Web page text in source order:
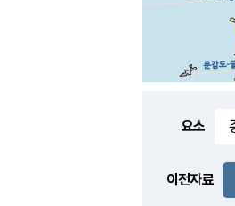
-
요소
이전자료